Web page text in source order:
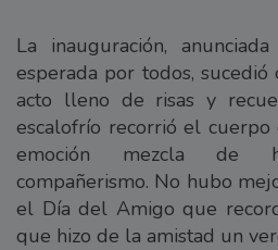
La inauguración,
esperada por todos, sucedió
acto lleno de risas y
escalofrío recorrió el cuerpo
emoción mezcla de
compañerismo. No hubo
el Día del Amigo que
que hizo de la amistad un